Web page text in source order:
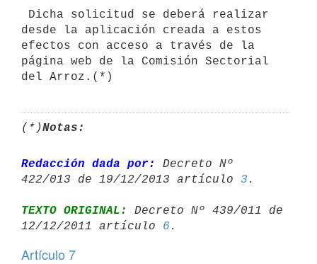
desde la aplicación creada a estos
efectos con acceso a través de la
página web de la Comisión Sectorial
del Arroz.(*)
(*)Notas:
Redacción dada por:
Decreto Nº
422/013 de 19/12/2013 artículo 3
TEXTO ORIGINAL:
Decreto Nº 439/011 de
12/12/2011 artículo 6
Artículo 7